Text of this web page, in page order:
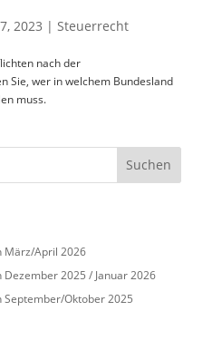
2023 | Steuerrecht
nach der
Sie, wer in welchem Bundesland
muss.
März/April 2026
2025 / Januar 2026
Oktober 2025